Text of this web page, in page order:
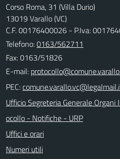
Corso Roma, 31 (Villa Durio)
13019 Varallo (VC)
C.F. 00176400026 - P.Iva:
Telefono:0163/562711
Fax: 0163/51826
E-mail:
PEC:
Ufficio Segreteria Generale
ocollo - Notifiche - URP
Uffici e orari
Numeri utili